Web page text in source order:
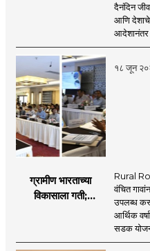
दैनंदिन
आणि देशाचे
आदेशानंतर ..
१८ जून
ग्रामीण भारताच्या
विकासाला गती;
लक्ष्य!
Rural
वंचित
उपलब्ध
आर्थिक
सडक